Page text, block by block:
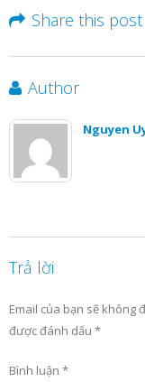
Share this post
Author
Nguyen
Trả lời
Email của bạn sẽ không
được đánh dấu *
Bình luận *